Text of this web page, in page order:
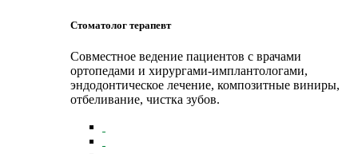
Стоматолог терапевт
Совместное ведение пациентов с врачами
ортопедами и хирургами-имплантологами,
эндодонтическое лечение, композитные виниры,
отбеливание, чистка зубов.